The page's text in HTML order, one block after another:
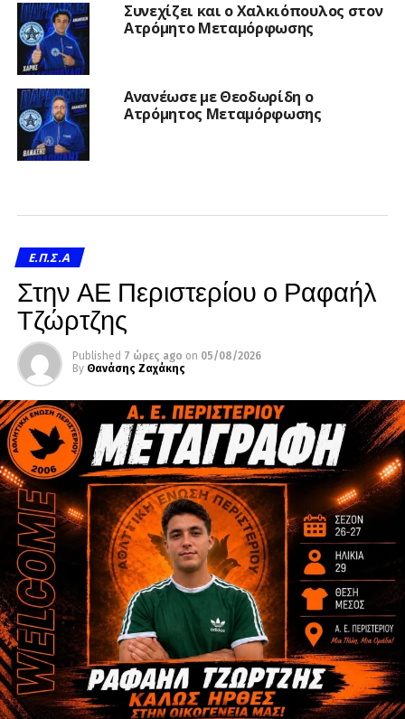
Συνεχίζει και ο Χαλκιόπουλος στον
Ατρόμητο Μεταμόρφωσης
Ανανέωσε με Θεοδωρίδη ο
Ατρόμητος Μεταμόρφωσης
Ε.Π.Σ.Α
Στην ΑΕ Περιστερίου ο Ραφαήλ
Τζώρτζης
Published 7 ώρες ago on 05/08/2026
By Θανάσης Ζαχάκης